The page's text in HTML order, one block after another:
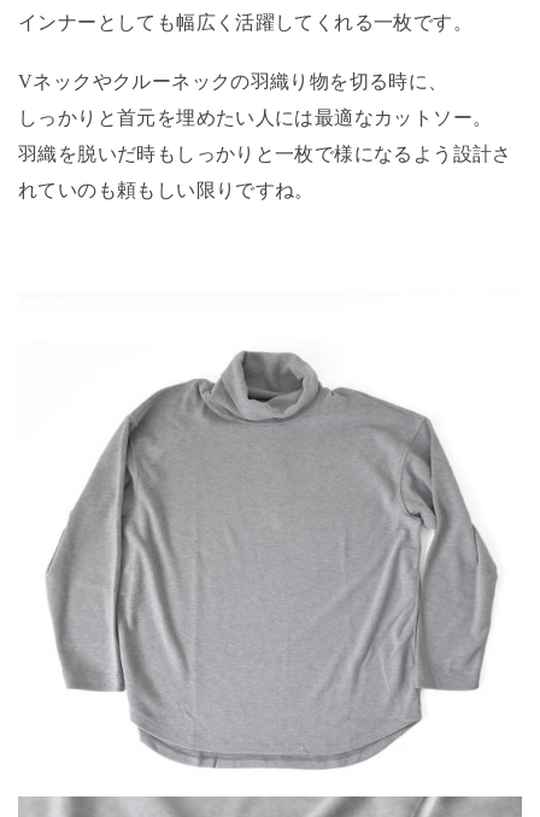
インナーとしても幅広く活躍してくれる一枚です。
Vネックやクルーネックの羽織り物を切る時に、
しっかりと首元を埋めたい人には最適なカットソー。
羽織を脱いだ時もしっかりと一枚で様になるよう設計さ
れていのも頼もしい限りですね。